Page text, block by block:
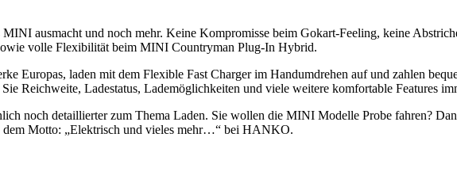
ausmacht und noch mehr. Keine Kompromisse beim Gokart-Feeling, keine
volle Flexibilität beim MINI Countryman Plug-In Hybrid.
Europas, laden mit dem Flexible Fast Charger im Handumdrehen auf und zahlen
Reichweite, Ladestatus, Lademöglichkeiten und viele weitere komfortable Features
noch detaillierter zum Thema Laden. Sie wollen die MINI Modelle Probe fahren?
dem Motto: „Elektrisch und vieles mehr…“ bei HANKO.